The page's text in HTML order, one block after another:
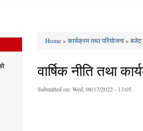
You are here
Home»कार्यक्रम तथा परियोजना»बजेट
वार्षिक नीति तथा
Submitted on:Wed, 08/17/2022 - 13:05